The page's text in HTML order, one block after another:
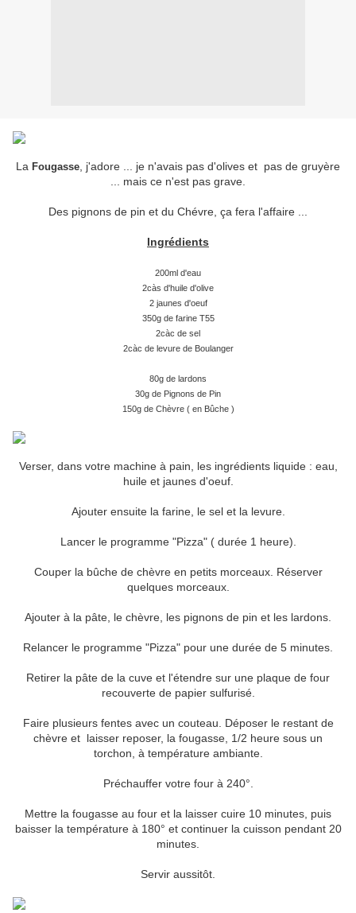
La Fougasse , j'adore ... je n'avais pas d'olives et pas de gruyère
... mais ce n'est pas grave.
Des pignons de pin et du Chévre, ça fera l'affaire ...
Ingrédients
200ml d'eau
2càs d'huile d'olive
2 jaunes d'oeuf
350g de farine T55
2càc de sel
2càc de levure de Boulanger
80g de lardons
30g de Pignons de Pin
150g de Chèvre ( en Bûche )
Verser, dans votre machine à pain, les ingrédients liquide : eau,
huile et jaunes d'oeuf.
Ajouter ensuite la farine, le sel et la levure.
Lancer le programme "Pizza" ( durée 1 heure).
Couper la bûche de chèvre en petits morceaux. Réserver
quelques morceaux.
Ajouter à la pâte, le chèvre, les pignons de pin et les lardons.
Relancer le programme "Pizza" pour une durée de 5 minutes.
Retirer la pâte de la cuve et l'étendre sur une plaque de four
recouverte de papier sulfurisé.
Faire plusieurs fentes avec un couteau. Déposer le restant de
chèvre et laisser reposer, la fougasse, 1/2 heure sous un
torchon, à température ambiante.
Préchauffer votre four à 240°.
Mettre la fougasse au four et la laisser cuire 10 minutes, puis
baisser la température à 180° et continuer la cuisson pendant 20
minutes.
Servir aussitôt.